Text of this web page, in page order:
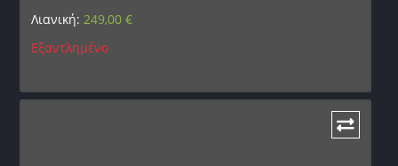
Λιανική:249,00€
Εξαντλημένο